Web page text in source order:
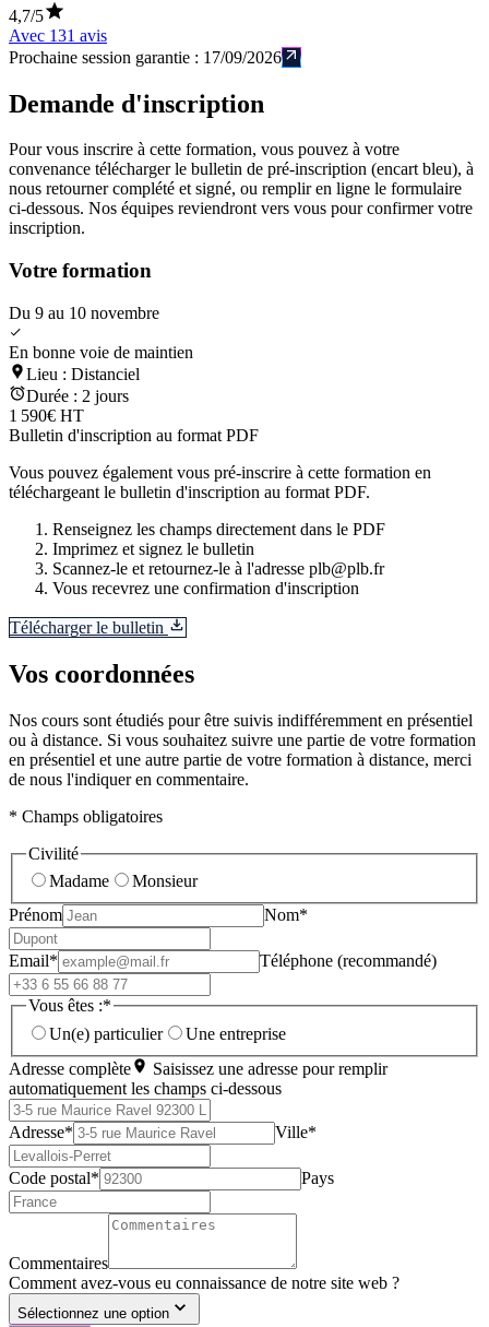
4,7/5
Avec 131 avis
Prochaine session garantie : 17/09/2026
Demande d'inscription
Pour vous inscrire à cette formation, vous pouvez à votre
convenance télécharger le bulletin de pré-inscription (encart bleu), à
nous retourner complété et signé, ou remplir en ligne le formulaire
ci-dessous. Nos équipes reviendront vers vous pour confirmer votre
inscription.
Votre formation
Du 9 au 10 novembre
En bonne voie de maintien
Lieu : Distanciel
Durée : 2 jours
1 590€ HT
Bulletin d'inscription au format PDF
Vous pouvez également vous pré-inscrire à cette formation en
téléchargeant le bulletin d'inscription au format PDF.
Renseignez les champs directement dans le PDF
Imprimez et signez le bulletin
Scannez-le et retournez-le à l'adresse plb@plb.fr
Vous recevrez une confirmation d'inscription
Télécharger le bulletin
Vos coordonnées
Nos cours sont étudiés pour être suivis indifféremment en présentiel
ou à distance. Si vous souhaitez suivre une partie de votre formation
en présentiel et une autre partie de votre formation à distance, merci
de nous l'indiquer en commentaire.
* Champs obligatoires
Civilité
Madame
Monsieur
Prénom
Nom*
Email* Téléphone (recommandé)
Vous êtes :*
Un(e) particulier
Une entreprise
Adresse complète
Saisissez une adresse pour remplir
automatiquement les champs ci-dessous
Adresse* Ville*
Code postal* Pays
Commentaires
Comment avez-vous eu connaissance de notre site web ?
Sélectionnez une option